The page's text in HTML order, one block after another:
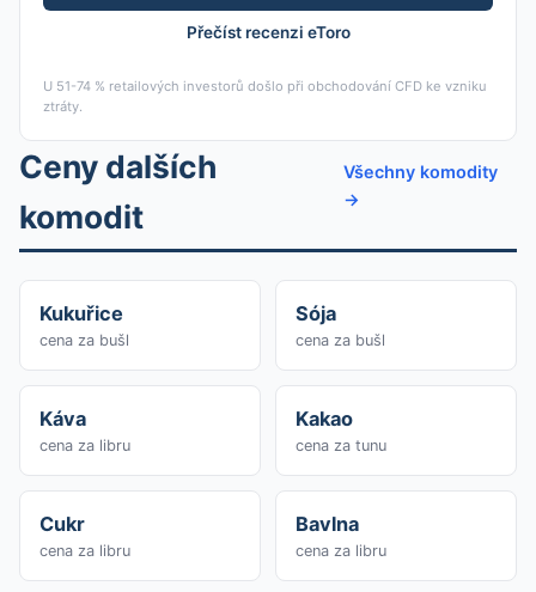
Přečíst recenzi eToro
U 51-74 % retailových investorů došlo při obchodování CFD ke vzniku
ztráty.
Ceny dalších
komodit
Všechny komodity
→
Kukuřice
cena za bušl
Sója
cena za bušl
Káva
cena za libru
Kakao
cena za tunu
Cukr
cena za libru
Bavlna
cena za libru